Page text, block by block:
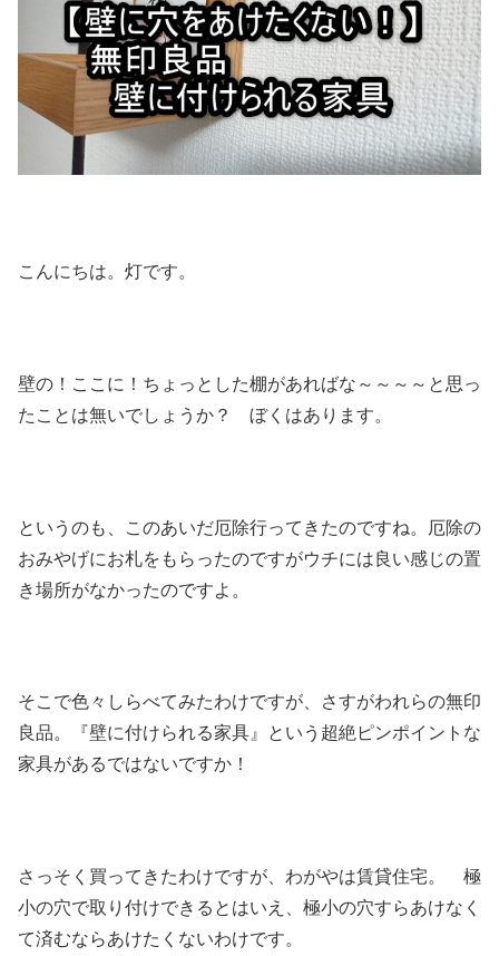
こんにちは。灯です。
壁の！ここに！ちょっとした棚があればな～～～～と思っ
たことは無いでしょうか？ ぼくはあります。
というのも、このあいだ厄除行ってきたのですね。厄除の
おみやげにお札をもらったのですがウチには良い感じの置
き場所がなかったのですよ。
そこで色々しらべてみたわけですが、さすがわれらの無印
良品。『壁に付けられる家具』という超絶ピンポイントな
家具があるではないですか！
さっそく買ってきたわけですが、わがやは賃貸住宅。 極
小の穴で取り付けできるとはいえ、極小の穴すらあけなく
て済むならあけたくないわけです。